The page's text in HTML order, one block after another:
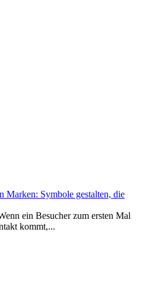
Marken: Symbole gestalten, die
ein Besucher zum ersten Mal
kommt,...